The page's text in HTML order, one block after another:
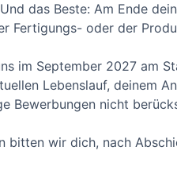
das Beste: Am Ende
Fertigungs- oder der
im September 2027 am
Lebenslauf, deinem
Bewerbungen nicht
wir dich, nach